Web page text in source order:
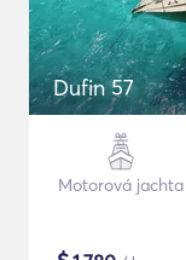
Dufin 57
Motorová jachta